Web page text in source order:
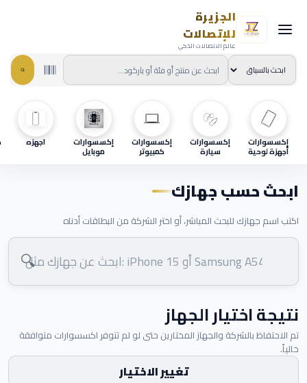
الجزيرة
للإتصالات
عالم الاتصالات الذكي
إكسسوارات
أجهزة لوحية
إكسسوارات
سيارة
إكسسوارات
كمبيوتر
إكسسوارات
موبايل
اجهزه
ابحث حسب جهازك
اكتب اسم جهازك للبحث المباشر، أو اختر الشركة من البطاقات أدناه
🔍
نتيجة اختيار الجهاز
تم الاحتفاظ بالشركة والجهاز المختارين حتى لو لم تتوفر اكسسوارات متوافقة
حالياً.
تغيير الاختيار